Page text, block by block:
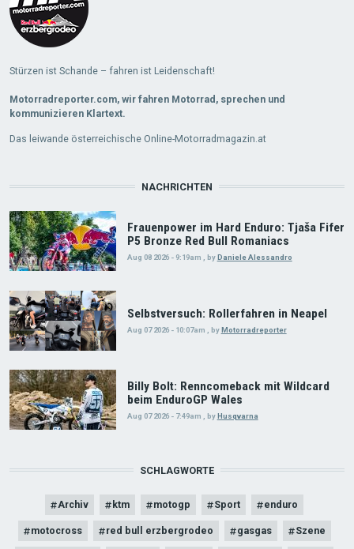
Stürzen ist Schande – fahren ist Leidenschaft!
Motorradreporter.com, wir fahren Motorrad, sprechen und
kommunizieren Klartext.
Das leiwande österreichische Online-Motorradmagazin.at
NACHRICHTEN
Frauenpower im Hard Enduro: Tjaša Fifer
P5 Bronze Red Bull Romaniacs
Aug 08 2026 - 9:19am byDaniele Alessandro
Selbstversuch: Rollerfahren in Neapel
Aug 07 2026 - 10:07am byMotorradreporter
Billy Bolt: Renncomeback mit Wildcard
beim EnduroGP Wales
Aug 07 2026 - 7:49am , byHusqvarna
SCHLAGWORTE
Archiv ktm motogp Sport enduro
motocross red bull erzbergrodeo gasgas Szene